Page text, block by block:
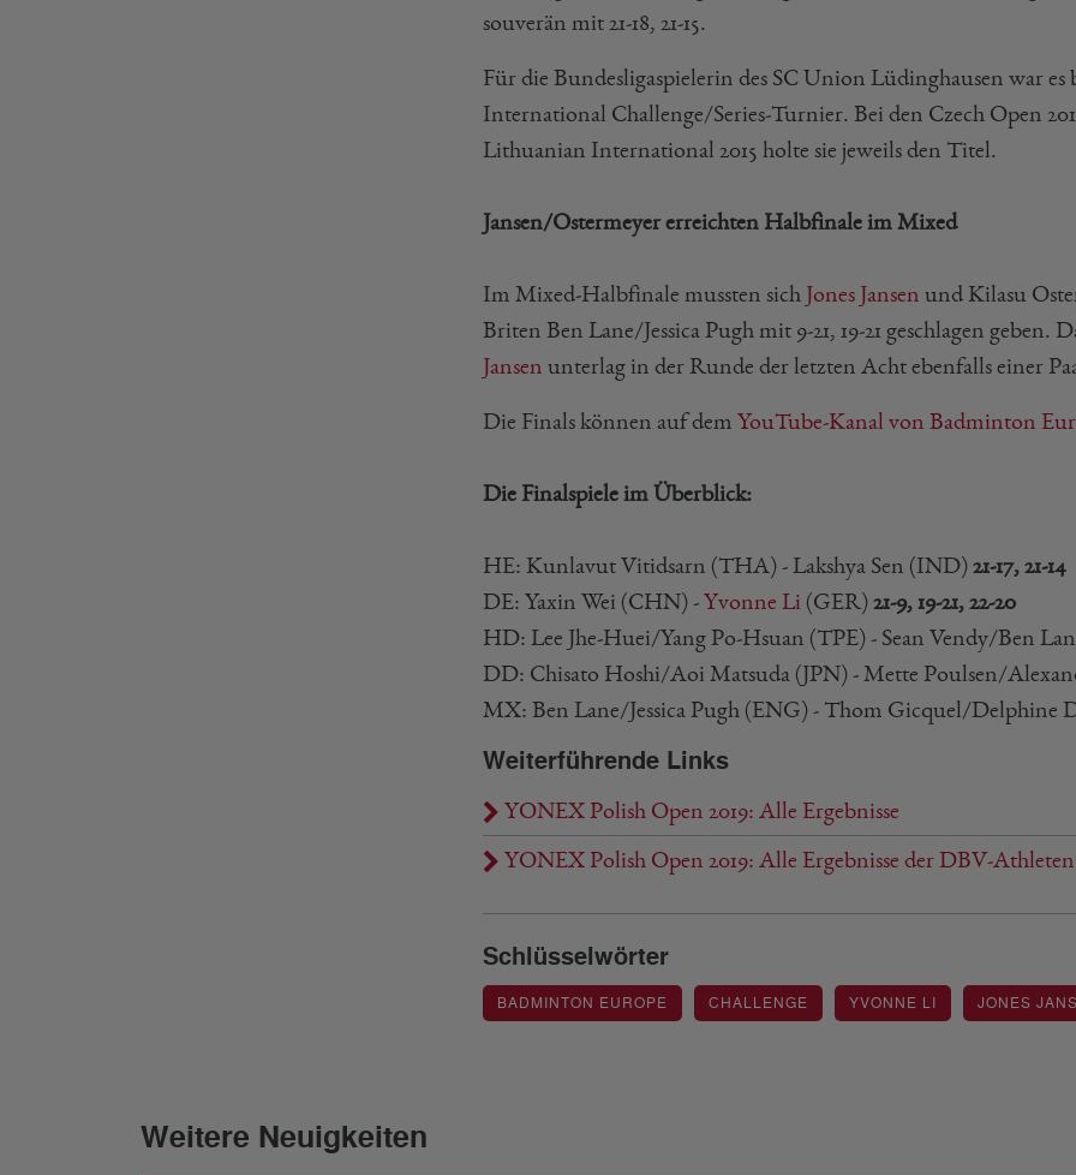
souverän mit 21-18, 21-15.
Für die Bundesligaspielerin des SC Union Lüdinghausen war es
International Challenge/Series-Turnier. Bei den Czech Open
Lithuanian International 2015 holte sie jeweils den Titel.
Jansen/Ostermeyer erreichten Halbfinale im Mixed
Im Mixed-Halbfinale mussten sich Jones Jansen und Kilasu
Briten Ben Lane/Jessica Pugh mit 9-21, 19-21 geschlagen geben.
Jansen unterlag in der Runde der letzten Acht ebenfalls einer
Die Finals können auf dem YouTube-Kanal von Badminton
Die Finalspiele im Überblick:
HE: Kunlavut Vitidsarn (THA) - Lakshya Sen (IND) 21-17, 21-14
DE: Yaxin Wei (CHN) - Yvonne Li (GER) 21-9, 19-21, 22-20
HD: Lee Jhe-Huei/Yang Po-Hsuan (TPE) - Sean Vendy/Ben
DD: Chisato Hoshi/Aoi Matsuda (JPN) - Mette Poulsen/
MX: Ben Lane/Jessica Pugh (ENG) - Thom Gicquel/Delphine
Weiterführende Links
YONEX Polish Open 2019: Alle Ergebnisse
YONEX Polish Open 2019: Alle Ergebnisse der DBV-Athleten
Schlüsselwörter
BADMINTON EUROPE CHALLENGE YVONNE LI JONES
Weitere Neuigkeiten